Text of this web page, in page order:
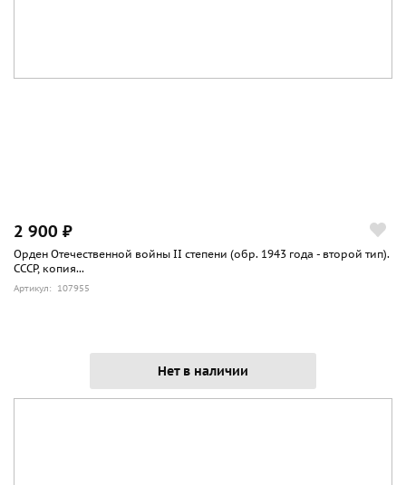
2 900 ₽
Орден Отечественной войны II степени (обр. 1943 года - второй тип).
СССР, копия...
Артикул: 107955
Нет в наличии